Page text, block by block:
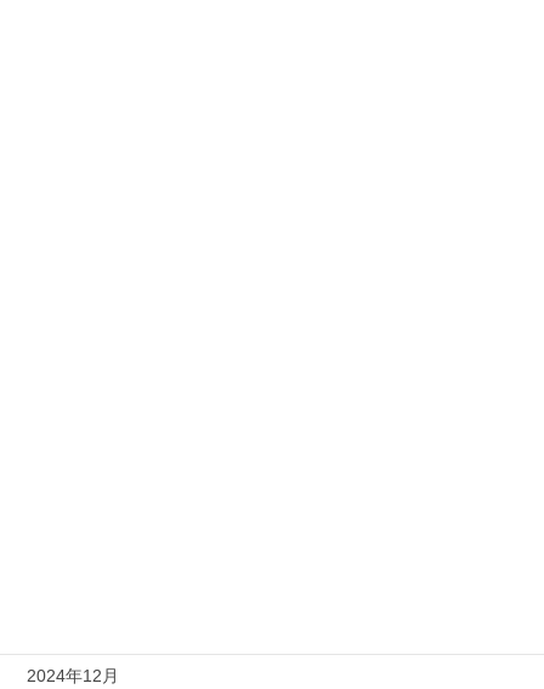
2024年12月